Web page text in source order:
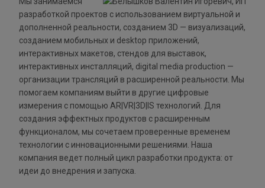
разработкой проектов с использованием виртуальной и
дополненной реальности, созданием 3D — визуализаций,
созданием мобильных и desktop приложений,
интерактивных макетов, стендов для выставок,
интерактивных инсталляций, digital media production —
организации трансляций в расширенной реальности. Мы
помогаем компаниям выйти в другие цифровые
измерения с помощью AR|VR|3D|IS технологий. Для
создания эффектных продуктов с расширенным
функционалом, мы сочетаем проверенные временем
технологии с инновационными решениями. Наша
компания ведет полный цикл разработки продукта: от
идеи до внедрения и запуска.